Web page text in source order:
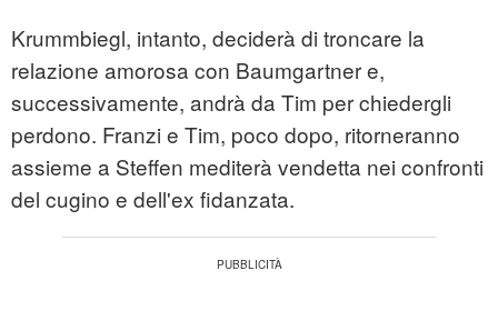
Krummbiegl, intanto, deciderà di troncare la
relazione amorosa con Baumgartner e,
successivamente, andrà da Tim per chiedergli
perdono. Franzi e Tim, poco dopo, ritorneranno
assieme a Steffen mediterà vendetta nei confronti
del cugino e dell'ex fidanzata.